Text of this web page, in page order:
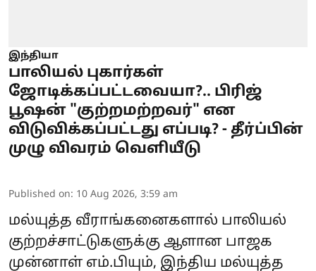
இந்தியா
பாலியல் புகார்கள்
ஜோடிக்கப்பட்டவையா?.. பிரிஜ்
பூஷன் "குற்றமற்றவர்" என
விடுவிக்கப்பட்டது எப்படி? - தீர்ப்பின்
முழு விவரம் வெளியீடு
Published on: 10 Aug 2026, 3:59 am
மல்யுத்த வீராங்கனைகளால் பாலியல்
குற்றச்சாட்டுகளுக்கு ஆளான பாஜக
முன்னாள் எம்.பியும், இந்திய மல்யுத்த